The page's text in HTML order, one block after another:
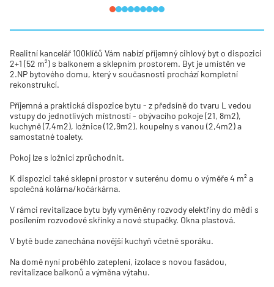
Realitní kancelář 100klíčů Vám nabízí příjemný cihlový byt o dispozici
2+1 (52 m²) s balkonem a sklepním prostorem. Byt je umístěn ve
2.NP bytového domu, který v současnosti prochází kompletní
rekonstrukcí.
Příjemná a praktická dispozice bytu - z předsíně do tvaru L vedou
vstupy do jednotlivých místností - obývacího pokoje (21, 8m2),
kuchyně (7,4m2), ložnice (12,9m2), koupelny s vanou (2,4m2) a
samostatné toalety.
Pokoj lze s ložnicí zprůchodnit.
K dispozici také sklepní prostor v suterénu domu o výměře 4 m² a
společná kolárna/kočárkárna.
V rámci revitalizace bytu byly vyměněny rozvody elektřiny do mědi s
posílením rozvodové skřínky a nové stupačky. Okna plastová.
V bytě bude zanechána novější kuchyň včetně sporáku.
Na domě nyní proběhlo zateplení, izolace s novou fasádou,
revitalizace balkonů a výměna výtahu.